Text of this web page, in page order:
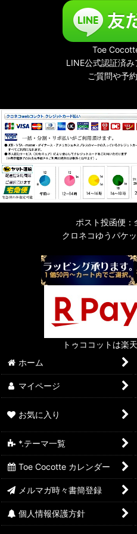
Toe
LINE公式認証済み
ご質問や予
ポスト投函便
クロネコゆうパケ
トゥココットは楽
ホーム
マイページ
お気に入り
*.テーマ一覧
Toe Cocotte カレンダー
メルマガ時々書簡登録
個人情報保護方針